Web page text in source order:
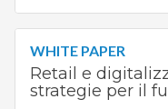
WHITE PAPER
Retail e
strategie per il